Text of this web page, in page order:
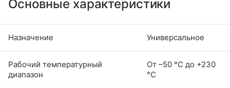
Основные характеристики
Назначение Универсальное
Рабочий температурный
диапазон
От –50 °С до +230
°С